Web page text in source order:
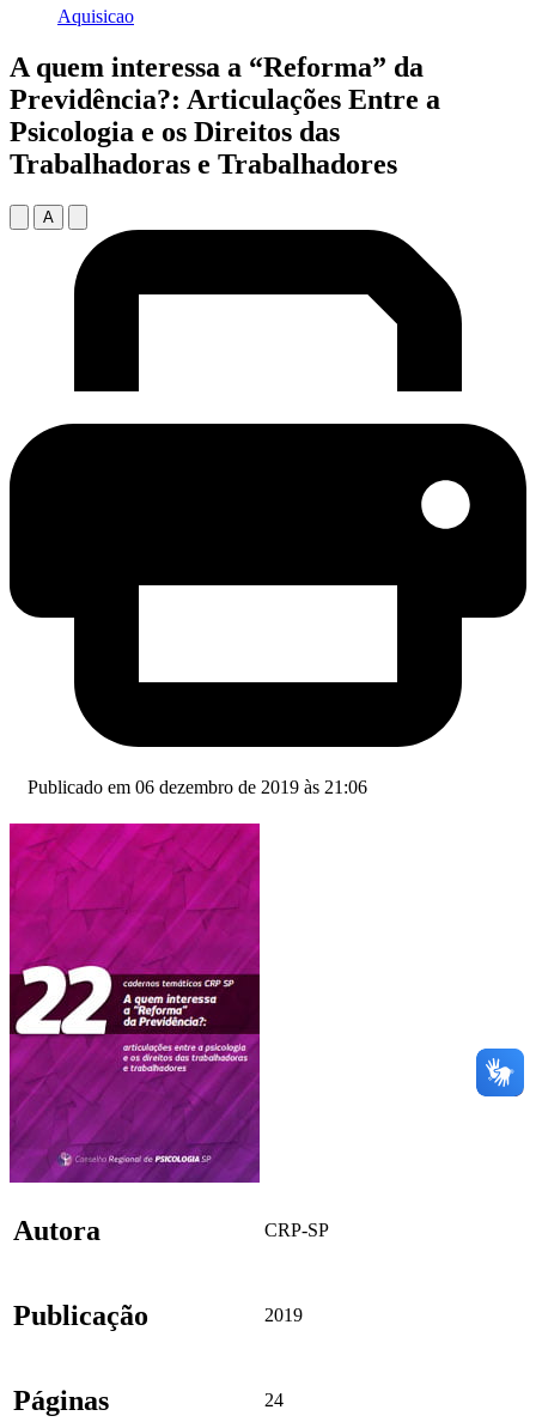
Aquisicao
A quem interessa a “Reforma” da
Previdência?: Articulações Entre a
Psicologia e os Direitos das
Trabalhadoras e Trabalhadores
A
Publicado em 06 dezembro de 2019 às 21:06
Autora CRP-SP
Publicação 2019
Páginas 24